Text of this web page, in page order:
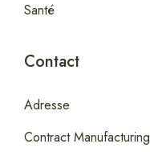
Santé
Contact
Adresse
Contract Manufacturing